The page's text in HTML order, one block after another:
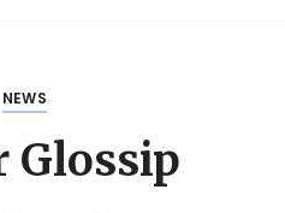
NEWS
Glossip